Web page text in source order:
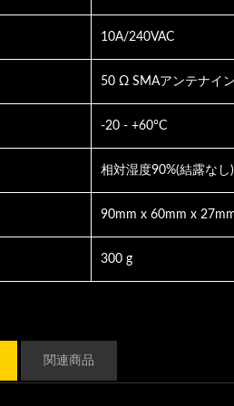
10A/240VAC
50 Ω SMAアンテナイ
-20 - +60°C
相対湿度90%(結露なし)
90mm x 60mm x
300 g
関連商品